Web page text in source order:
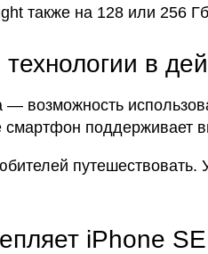
также на 128 или 256
в
возможность
смартфон поддерживает
путешествовать.
iPhone